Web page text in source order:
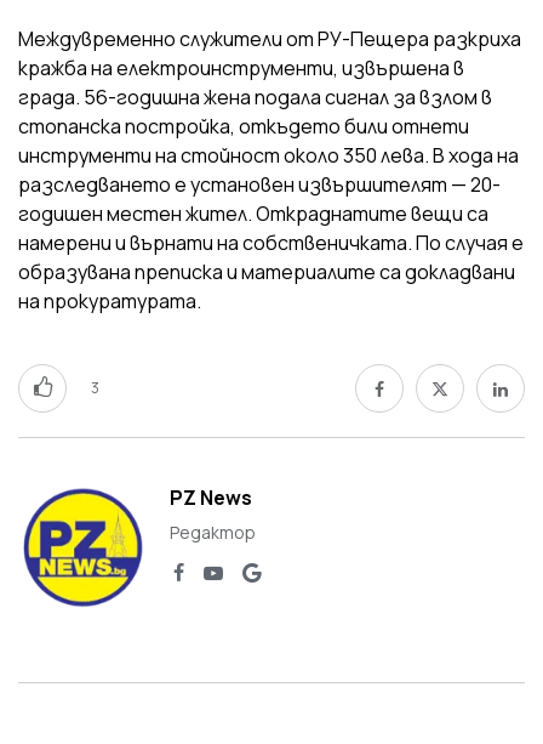
Междувременно служители от РУ-Пещера разкриха
кражба на електроинструменти, извършена в
града. 56-годишна жена подала сигнал за взлом в
стопанска постройка, откъдето били отнети
инструменти на стойност около 350 лева. В хода на
разследването е установен извършителят — 20-
годишен местен жител. Откраднатите вещи са
намерени и върнати на собственичката. По случая е
образувана преписка и материалите са докладвани
на прокуратурата.
3
PZ News
Редактор